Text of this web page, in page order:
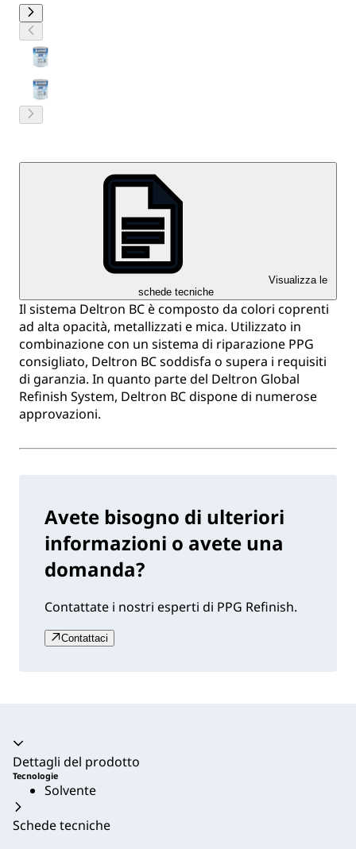
Visualizza le
schede tecniche
Il sistema Deltron BC è composto da colori coprenti
ad alta opacità, metallizzati e mica. Utilizzato in
combinazione con un sistema di riparazione PPG
consigliato, Deltron BC soddisfa o supera i requisiti
di garanzia. In quanto parte del Deltron Global
Refinish System, Deltron BC dispone di numerose
approvazioni.
Avete bisogno di ulteriori
informazioni o avete una
domanda?
Contattate i nostri esperti di PPG Refinish.
Contattaci
Dettagli del prodotto
Tecnologie
Solvente
Schede tecniche